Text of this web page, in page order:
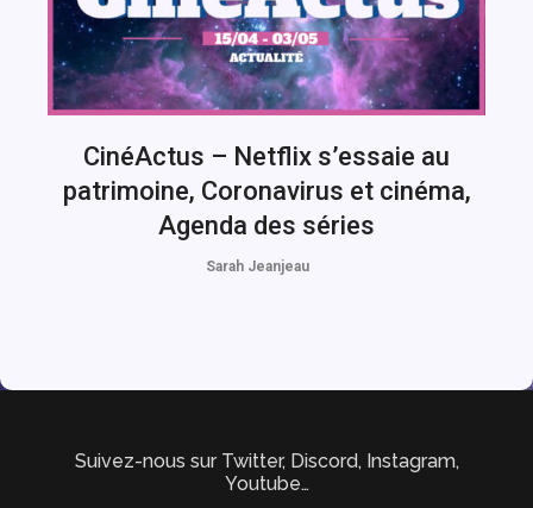
CinéActus – Netflix s’essaie au
patrimoine, Coronavirus et cinéma,
Agenda des séries
Sarah Jeanjeau
Suivez-nous sur Twitter, Discord, Instagram,
Youtube…